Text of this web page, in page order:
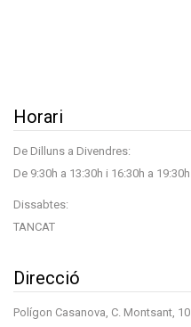
Horari
De Dilluns a Divendres:
De 9:30h a 13:30h i 16:30h a 19:30h
Dissabtes:
TANCAT
Direcció
Polígon Casanova, C. Montsant, 10